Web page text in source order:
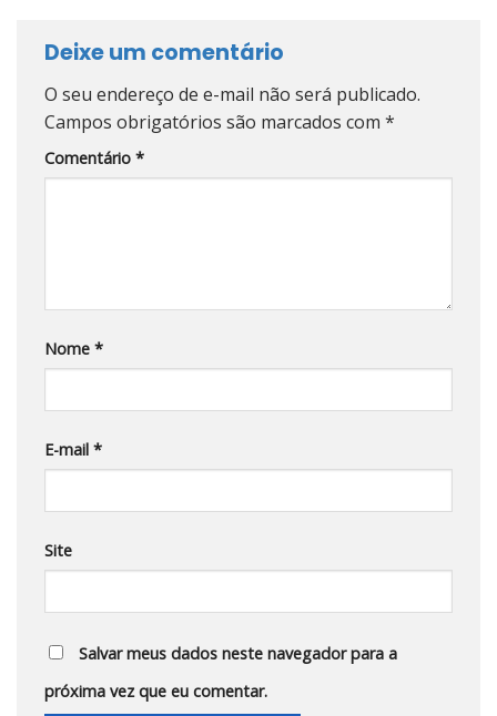
Deixe um comentário
O seu endereço de e-mail não será publicado.
Campos obrigatórios são marcados com *
Comentário *
Nome *
E-mail *
Site
Salvar meus dados neste navegador para a
próxima vez que eu comentar.